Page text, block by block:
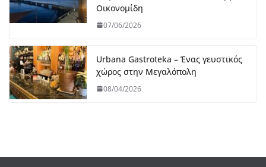
Οικονομίδη
07/06/2026
Urbana Gastroteka – Ένας γευστικός
χώρος στην Μεγαλόπολη
08/04/2026